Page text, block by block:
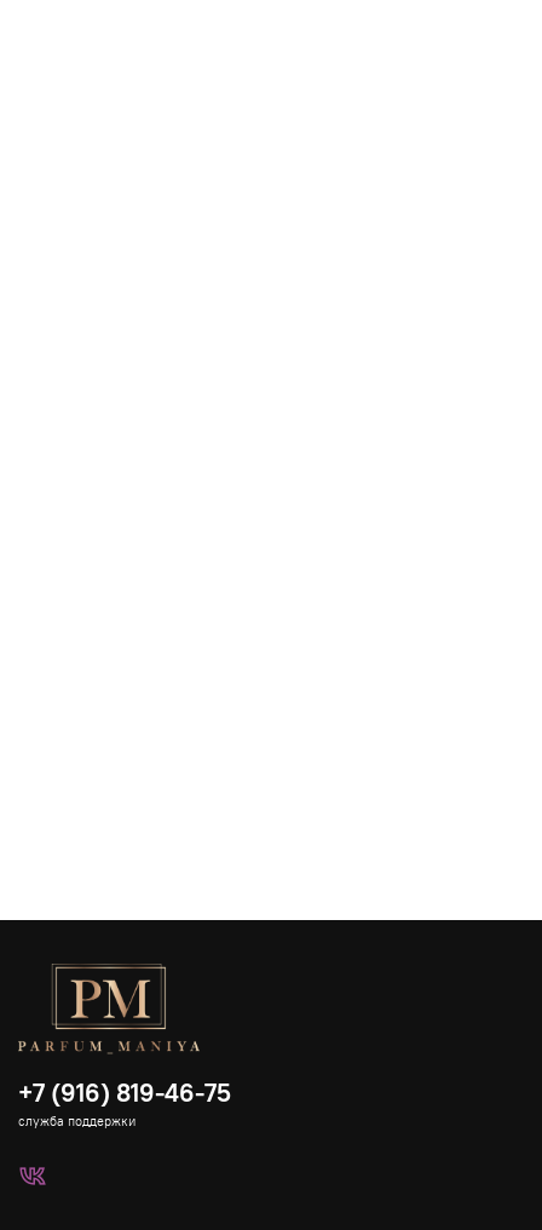
+7 (916) 819-46-75
служба поддержки